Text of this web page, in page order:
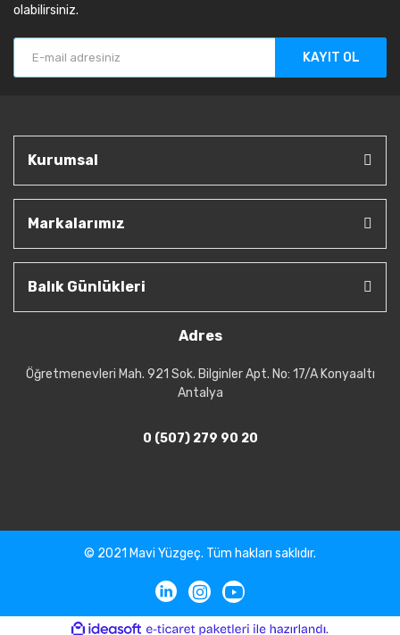
olabilirsiniz.
KAYIT OL
Kurumsal
Markalarımız
Balık Günlükleri
Adres
Öğretmenevleri Mah. 921 Sok. Bilginler Apt. No: 17/A Konyaaltı
Antalya
0 (507) 279 90 20
© 2021 Mavi Yüzgeç. Tüm hakları saklıdır.
ideasoft e-